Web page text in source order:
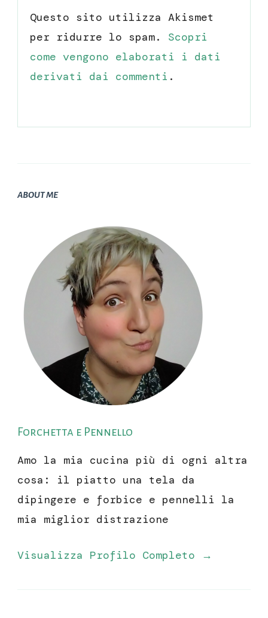
Questo sito utilizza Akismet
per ridurre lo spam. Scopri
come vengono elaborati i dati
derivati dai commenti .
ABOUT ME
Forchetta e Pennello
Amo la mia cucina più di ogni altra
cosa: il piatto una tela da
dipingere e forbice e pennelli la
mia miglior distrazione
Visualizza Profilo Completo →